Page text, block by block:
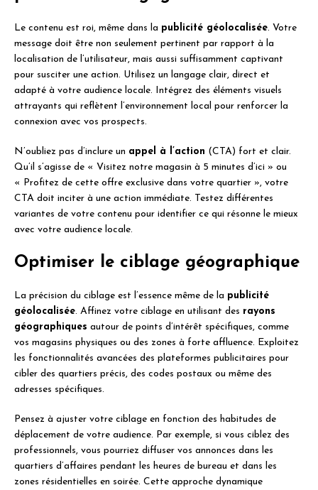
Le contenu est roi, même dans la publicité géolocalisée. Votre
message doit être non seulement pertinent par rapport à la
localisation de l’utilisateur, mais aussi suffisamment captivant
pour susciter une action. Utilisez un langage clair, direct et
adapté à votre audience locale. Intégrez des éléments visuels
attrayants qui reflètent l’environnement local pour renforcer la
connexion avec vos prospects.
N’oubliez pas d’inclure un appel à l’action (CTA) fort et clair.
Qu’il s’agisse de « Visitez notre magasin à 5 minutes d’ici » ou
« Profitez de cette offre exclusive dans votre quartier », votre
CTA doit inciter à une action immédiate. Testez différentes
variantes de votre contenu pour identifier ce qui résonne le mieux
avec votre audience locale.
Optimiser le ciblage géographique
La précision du ciblage est l’essence même de la publicité
géolocalisée. Affinez votre ciblage en utilisant des rayons
géographiques autour de points d’intérêt spécifiques, comme
vos magasins physiques ou des zones à forte affluence. Exploitez
les fonctionnalités avancées des plateformes publicitaires pour
cibler des quartiers précis, des codes postaux ou même des
adresses spécifiques.
Pensez à ajuster votre ciblage en fonction des habitudes de
déplacement de votre audience. Par exemple, si vous ciblez des
professionnels, vous pourriez diffuser vos annonces dans les
quartiers d’affaires pendant les heures de bureau et dans les
zones résidentielles en soirée. Cette approche dynamique